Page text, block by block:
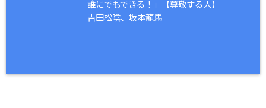
誰にでもできる！」【尊敬する人】
吉田松陰、坂本龍馬